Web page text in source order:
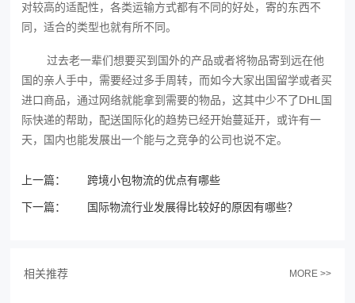
对较高的适配性，各类运输方式都有不同的好处，寄的东西不
同，适合的类型也就有所不同。
过去老一辈们想要买到国外的产品或者将物品寄到远在他
国的亲人手中，需要经过多手周转，而如今大家出国留学或者买
进口商品，通过网络就能拿到需要的物品，这其中少不了DHL国
际快递的帮助，配送国际化的趋势已经开始蔓延开，或许有一
天，国内也能发展出一个能与之竞争的公司也说不定。
上一篇： 跨境小包物流的优点有哪些
下一篇： 国际物流行业发展得比较好的原因有哪些？
相关推荐 MORE >>